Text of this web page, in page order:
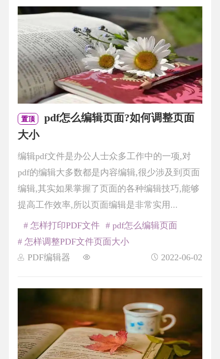
置顶
pdf怎么编辑页面?如何调整页面
大小
编辑pdf文件是办公人士众多工作中的一项,对
pdf的编辑大多数都是内容编辑,很少涉及到页面
编辑,其实如果掌握了页面的各种编辑技巧,能够
提高工作效率,所以页面编辑是非常实用...
PDF编辑器 2022-06-02
# 怎样打印PDF文件
# pdf怎么编辑页面
# 怎样调整PDF文件页面大小